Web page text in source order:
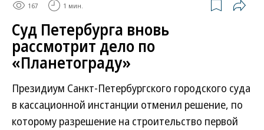
167 1 мин.
Суд Петербурга вновь
рассмотрит дело по
«Планетограду»
Президиум Санкт-Петербургского городского суда
в кассационной инстанции отменил решение, по
которому разрешение на строительство первой